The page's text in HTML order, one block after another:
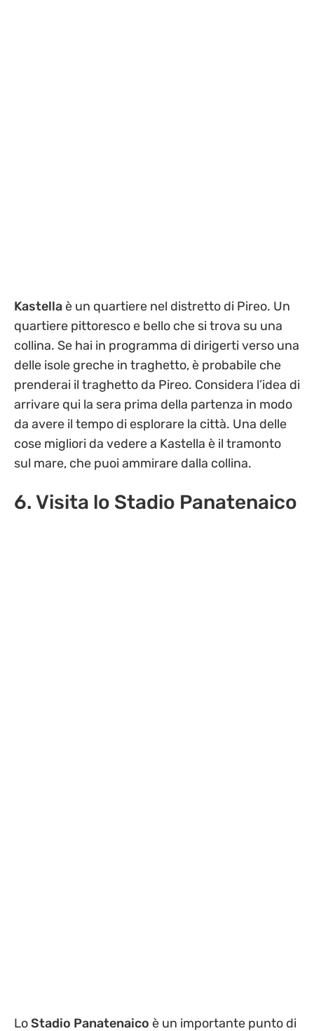
Kastella è un quartiere nel distretto di Pireo. Un
quartiere pittoresco e bello che si trova su una
collina. Se hai in programma di dirigerti verso una
delle isole greche in traghetto, è probabile che
prenderai il traghetto da Pireo. Considera l’idea di
arrivare qui la sera prima della partenza in modo
da avere il tempo di esplorare la città. Una delle
cose migliori da vedere a Kastella è il tramonto
sul mare, che puoi ammirare dalla collina.
6. Visita lo Stadio Panatenaico
LoStadio Panatenaico è un importante punto di